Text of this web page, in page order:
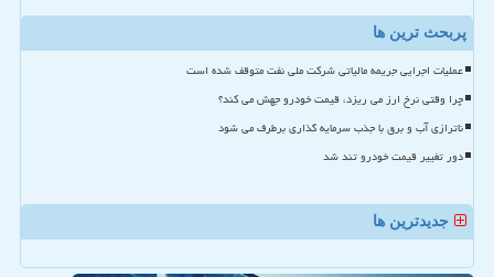
پربحث ترین ها
عملیات اجرایی جریمه مالیاتی شرکت ملی نفت متوقف شده است
چرا وقتی نرخ ارز می ریزد، قیمت خودرو جهش می کند؟
ناترازی آب و برق با جذب سرمایه گذاری برطرف می شود
دور تغییر قیمت خودرو تند شد
جدیدترین ها